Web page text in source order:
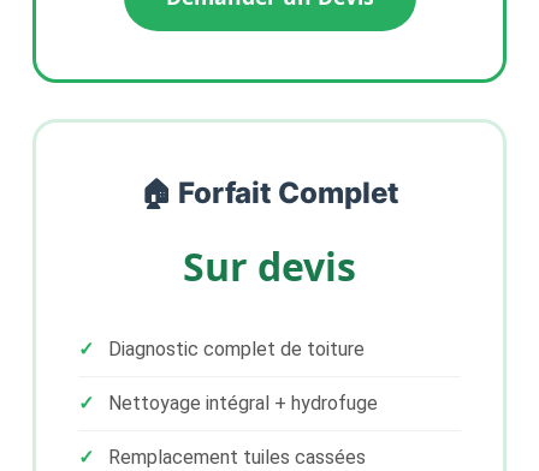
🏠 Forfait Complet
Sur devis
Diagnostic complet de toiture
Nettoyage intégral + hydrofuge
Remplacement tuiles cassées